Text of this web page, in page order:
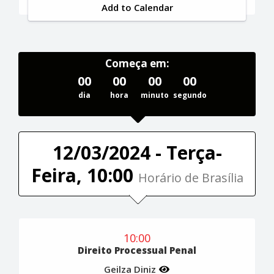
Add to Calendar
Começa em:
00
dia
00
hora
00
minuto
00
segundo
12/03/2024 - Terça-
Feira, 10:00 Horário de Brasília
10:00
Direito Processual Penal
Geilza Diniz